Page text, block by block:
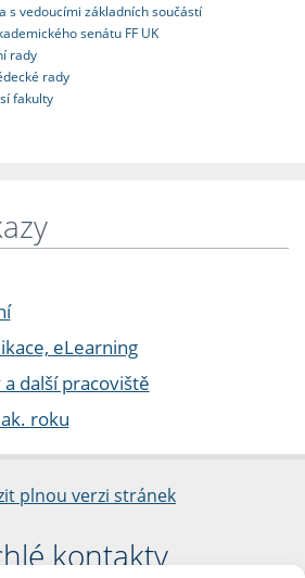
s vedoucími základních součástí
senátu FF UK
rady
rady
fakulty
eLearning
další pracoviště
roku
plnou verzi stránek
kontakty